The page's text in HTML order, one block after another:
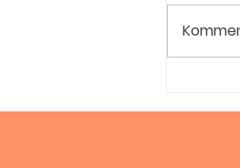
Fruta